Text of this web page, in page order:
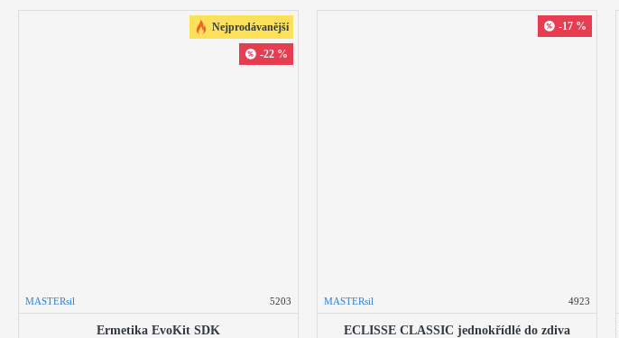
Nejprodávanější
-22 %
MASTERsil 5203
Ermetika EvoKit SDK
-17 %
MASTERsil 4923
ECLISSE CLASSIC jednokřídlé do zdiva